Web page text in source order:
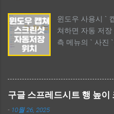
문과 영어를 함
문 뜻 어떤 영(靈)
Of Ghost Gate
있다면 ` 귀문,
것이다. 보이지
나들 때 그들만의
윈도우 사용시 `
쳐하면 자동 저
측 메뉴의 ` 사진
수 있다. 폴더 위
들은 삭제하도록
용량을 늘릴 수
저장 위치 찾기
구글 스프레드시트 행 높이
- 10월 26, 2025